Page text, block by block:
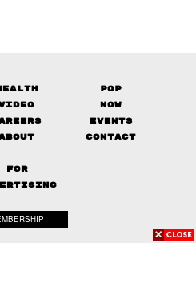
Pop
Now
Events
Contact
FOR